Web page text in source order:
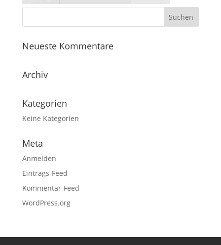
Neueste Kommentare
Archiv
Kategorien
Keine Kategorien
Meta
Anmelden
Eintrags-Feed
Kommentar-Feed
WordPress.org